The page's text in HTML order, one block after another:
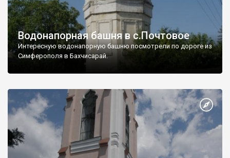
Водонапорная башня в с.Почтовое
Интересную водонапорную башню посмотрели по дороге из
Симферополя в Бахчисарай.